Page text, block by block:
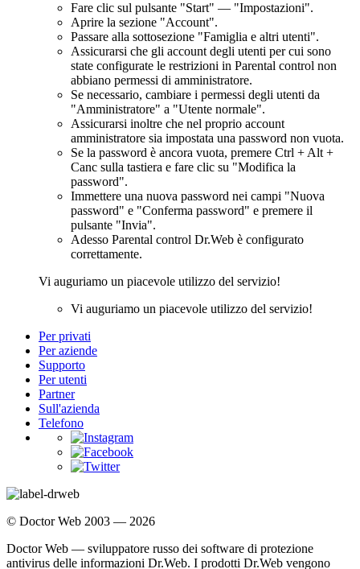
Fare clic sul pulsante "Start" — "Impostazioni".
Aprire la sezione "Account".
Passare alla sottosezione "Famiglia e altri utenti".
Assicurarsi che gli account degli utenti per cui sono
state configurate le restrizioni in Parental control non
abbiano permessi di amministratore.
Se necessario, cambiare i permessi degli utenti da
"Amministratore" a "Utente normale".
Assicurarsi inoltre che nel proprio account
amministratore sia impostata una password non vuota.
Se la password è ancora vuota, premere Ctrl + Alt +
Canc sulla tastiera e fare clic su "Modifica la
password".
Immettere una nuova password nei campi "Nuova
password" e "Conferma password" e premere il
pulsante "Invia".
Adesso Parental control Dr.Web è configurato
correttamente.
Vi auguriamo un piacevole utilizzo del servizio!
Vi auguriamo un piacevole utilizzo del servizio!
Per privati
Per aziende
Supporto
Per utenti
Partner
Sull'azienda
Telefono
© Doctor Web 2003 — 2026
Doctor Web — sviluppatore russo dei software di protezione
antivirus delle informazioni Dr.Web. I prodotti Dr.Web vengono